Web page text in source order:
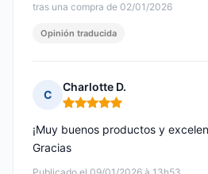
tras una compra de 02/01/2026
Opinión traducida
C
Charlotte D.
Nota: 5 de 5
¡Muy buenos productos y
Gracias